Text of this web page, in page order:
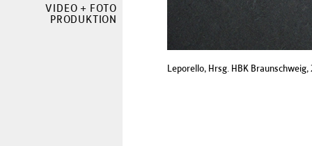
VIDEO + FOTO
PRODUKTION
Leporello, Hrsg. HBK Braunschweig,